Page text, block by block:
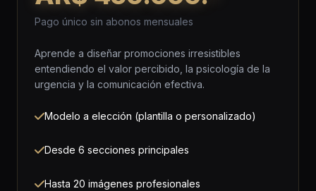
Pago único sin abonos mensuales
Aprende a diseñar promociones irresistibles
entendiendo el valor percibido, la psicología de la
urgencia y la comunicación efectiva.
Modelo a elección (plantilla o personalizado)
Desde 6 secciones principales
Hasta 20 imágenes profesionales